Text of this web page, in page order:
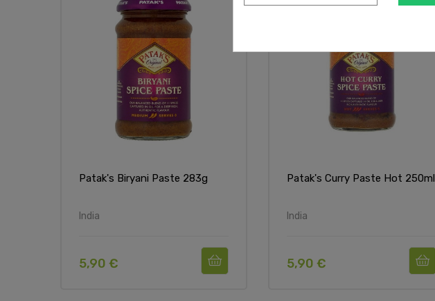
Patak's Biryani Paste 283g
India
5,90 €
Patak's Curry Paste Hot 250ml
India
5,90 €